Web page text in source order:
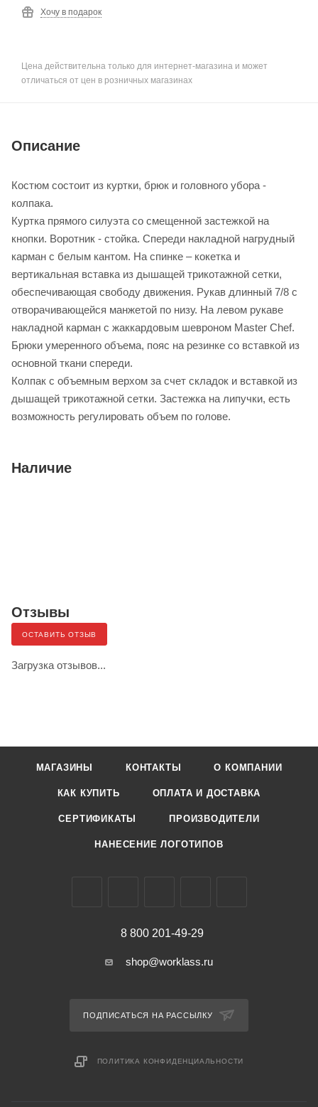
Хочу в подарок
Цена действительна только для интернет-магазина и может
отличаться от цен в розничных магазинах
Описание
Костюм состоит из куртки, брюк и головного убора -
колпака.
Куртка прямого силуэта со смещенной застежкой на
кнопки. Воротник - стойка. Спереди накладной нагрудный
карман с белым кантом. На спинке – кокетка и
вертикальная вставка из дышащей трикотажной сетки,
обеспечивающая свободу движения. Рукав длинный 7/8 с
отворачивающейся манжетой по низу. На левом рукаве
накладной карман с жаккардовым шевроном Master Chef.
Брюки умеренного объема, пояс на резинке со вставкой из
основной ткани спереди.
Колпак с объемным верхом за счет складок и вставкой из
дышащей трикотажной сетки. Застежка на липучки, есть
возможность регулировать объем по голове.
Наличие
Отзывы
ОСТАВИТЬ ОТЗЫВ
Загрузка отзывов...
МАГАЗИНЫ КОНТАКТЫ О КОМПАНИИ
КАК КУПИТЬ ОПЛАТА И ДОСТАВКА
СЕРТИФИКАТЫ ПРОИЗВОДИТЕЛИ
НАНЕСЕНИЕ ЛОГОТИПОВ
8 800 201-49-29
shop@worklass.ru
ПОДПИСАТЬСЯ НА РАССЫЛКУ
ПОЛИТИКА КОНФИДЕНЦИАЛЬНОСТИ